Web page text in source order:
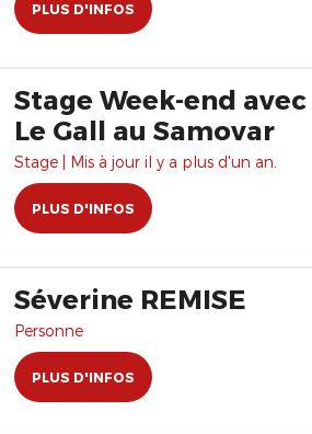
PLUS D'INFOS
Stage Week-end
Le Gall au Samovar
Stage | Mis à jour il y a plus d'un an.
PLUS D'INFOS
Séverine REMISE
Personne
PLUS D'INFOS